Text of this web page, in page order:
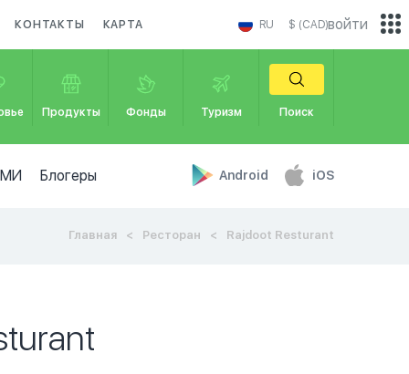
КОНТАКТЫ КАРТА RU $ (CAD)
Продукты Фонды Туризм Поиск
Блогеры Android iOS
войти
Главная Ресторан Rajdoot Resturant